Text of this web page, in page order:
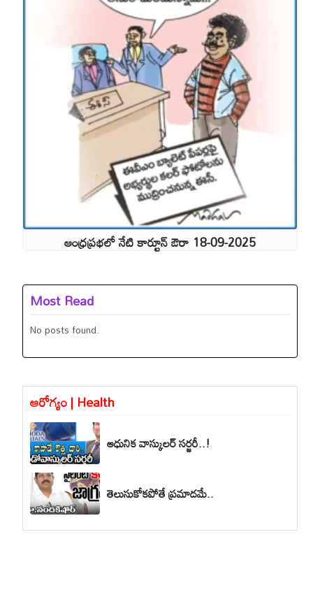
ఆంధ్రప్రభలో నేటి కార్టూన్ ఔరా 18-09-2025
Most Read
No posts found.
ఆరోగ్యం | Health
ఆధునిక వాస్కులర్ సర్జరీ..!
తెలుసుకోకపోతే ప్రమాదమే..